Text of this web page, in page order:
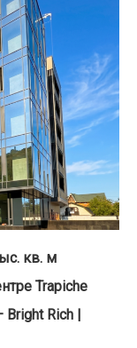
кв. м
Trapiche
Bright Rich |